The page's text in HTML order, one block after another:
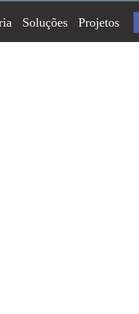
Soluções Projetos